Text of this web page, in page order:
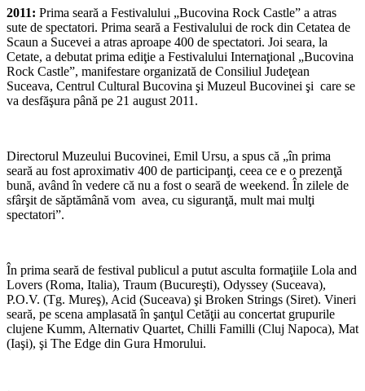
2011: Prima seară a Festivalului „Bucovina Rock Castle” a atras
sute de spectatori. Prima seară a Festivalului de rock din Cetatea de
Scaun a Sucevei a atras aproape 400 de spectatori. Joi seara, la
Cetate, a debutat prima ediţie a Festivalului Internaţional „Bucovina
Rock Castle”, manifestare organizată de Consiliul Judeţean
Suceava, Centrul Cultural Bucovina şi Muzeul Bucovinei şi care se
va desfăşura până pe 21 august 2011.
Directorul Muzeului Bucovinei, Emil Ursu, a spus că „în prima
seară au fost aproximativ 400 de participanţi, ceea ce e o prezenţă
bună, având în vedere că nu a fost o seară de weekend. În zilele de
sfârşit de săptămână vom avea, cu siguranţă, mult mai mulţi
spectatori”.
În prima seară de festival publicul a putut asculta formaţiile Lola and
Lovers (Roma, Italia), Traum (Bucureşti), Odyssey (Suceava),
P.O.V. (Tg. Mureş), Acid (Suceava) şi Broken Strings (Siret). Vineri
seară, pe scena amplasată în şanţul Cetăţii au concertat grupurile
clujene Kumm, Alternativ Quartet, Chilli Familli (Cluj Napoca), Mat
(Iaşi), şi The Edge din Gura Hmorului.